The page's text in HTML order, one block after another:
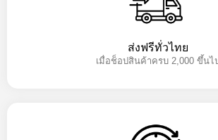
ส่งฟรีทั่วไทย
เมื่อช็อปสินค้าครบ 2,000 ขึ้นไป